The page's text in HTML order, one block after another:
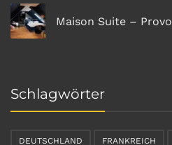
Maison Suite –
Schlagwörter
DEUTSCHLAND FRANKREICH